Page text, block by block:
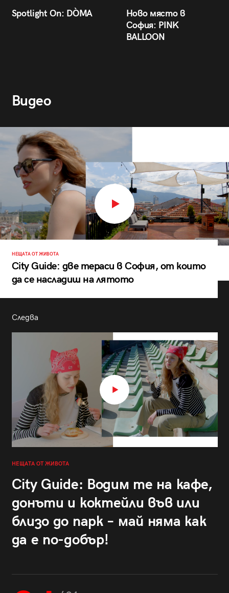
Spotlight On: DÒMA
Ново място в
София: PINK
BALLOON
Видео
НЕЩАТА ОТ ЖИВОТА
City Guide: две тераси в София, от които
да се насладиш на лятото
Следва
НЕЩАТА ОТ ЖИВОТА
City Guide: Водим те на кафе,
донъти и коктейли във или
близо до парк – май няма как
да е по-добър!